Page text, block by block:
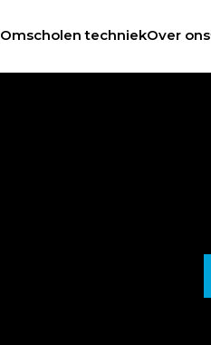
Omscholen techniekOver ons